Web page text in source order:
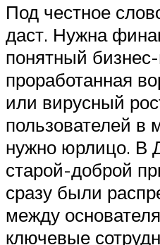
Под честное
даст. Нужна
понятный
проработанная
или вирусный
пользователей в
нужно юрлицо. В
старой-доброй
сразу были
между
ключевые